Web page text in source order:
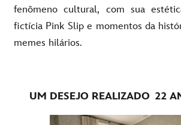
fenômeno cultural, com sua
fictícia Pink Slip e momentos da
memes hilários.
UM DESEJO REALIZADO 22